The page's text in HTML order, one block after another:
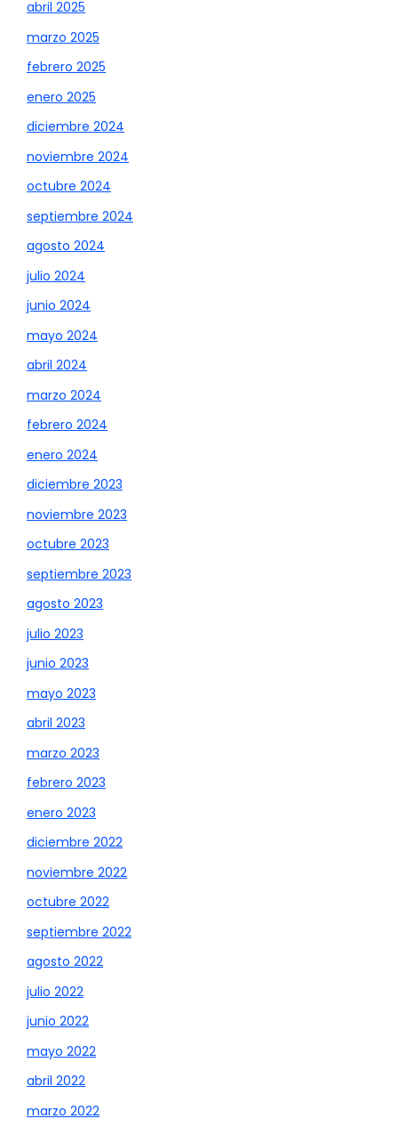
abril 2025
marzo 2025
febrero 2025
enero 2025
diciembre 2024
noviembre 2024
octubre 2024
septiembre 2024
agosto 2024
julio 2024
junio 2024
mayo 2024
abril 2024
marzo 2024
febrero 2024
enero 2024
diciembre 2023
noviembre 2023
octubre 2023
septiembre 2023
agosto 2023
julio 2023
junio 2023
mayo 2023
abril 2023
marzo 2023
febrero 2023
enero 2023
diciembre 2022
noviembre 2022
octubre 2022
septiembre 2022
agosto 2022
julio 2022
junio 2022
mayo 2022
abril 2022
marzo 2022